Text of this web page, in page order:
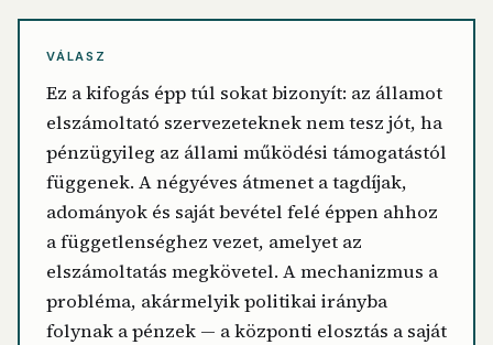
VÁLASZ
Ez a kifogás épp túl sokat bizonyít: az államot
elszámoltató szervezeteknek nem tesz jót, ha
pénzügyileg az állami működési támogatástól
függenek. A négyéves átmenet a tagdíjak,
adományok és saját bevétel felé éppen ahhoz
a függetlenséghez vezet, amelyet az
elszámoltatás megkövetel. A mechanizmus a
probléma, akármelyik politikai irányba
folynak a pénzek — a központi elosztás a saját